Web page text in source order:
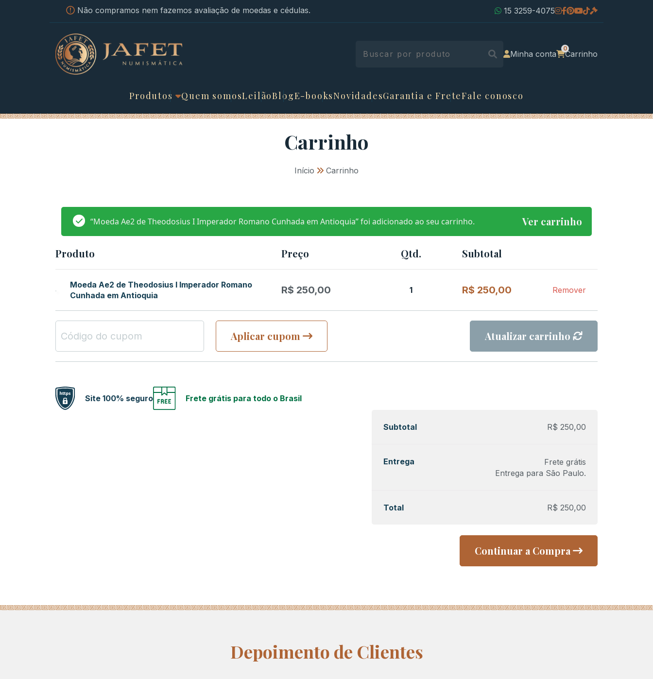
Não compramos nem fazemos avaliação de moedas e cédulas. 15 3259-4075
Minha conta Carrinho
Produtos Quem somosLeilãoBlogE-booksNovidadesGarantia e FreteFale conosco
Carrinho
Início » Carrinho
Ver carrinho
“Moeda Ae2 de Theodosius I Imperador Romano Cunhada em Antioquia” foi adicionado ao seu carrinho.
Produto Preço Qtd. Subtotal
item
Moeda Ae2 de Theodosius I Imperador Romano
Cunhada em Antioquia
R$ 250,00 1 R$ 250,00 Remover
Aplicar cupom Atualizar carrinho
Site 100% seguro Frete grátis para todo o Brasil
Subtotal R$ 250,00
Entrega
Frete grátis
Entrega para São Paulo.
Total R$ 250,00
Continuar a Compra
Depoimento de Clientes